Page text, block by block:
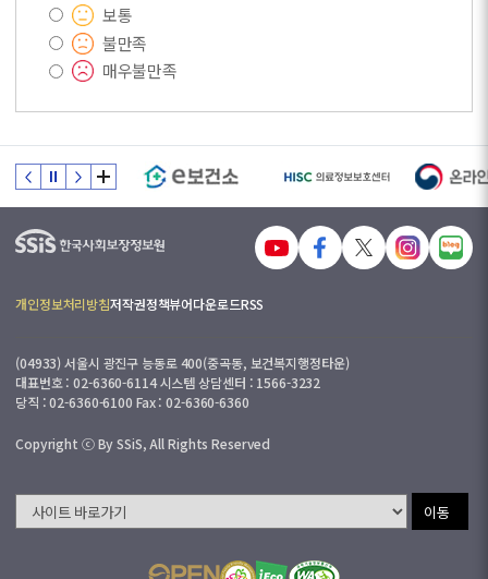
보통
불만족
매우불만족
개인정보처리방침저작권정책뷰어다운로드RSS
(04933) 서울시 광진구 능동로 400(중곡동, 보건복지행정타운)
대표번호 : 02-6360-6114 시스템 상담센터 : 1566-3232
당직 : 02-6360-6100 Fax : 02-6360-6360
Copyright ⓒ By SSiS, All Rights Reserved
이동